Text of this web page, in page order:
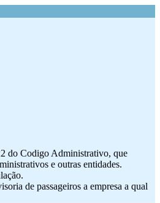
do Codigo Administrativo, que
e outras entidades.
de passageiros a empresa a qual